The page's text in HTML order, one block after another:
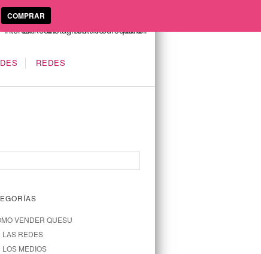
REDES
VENDER QUESU
LAS REDES
LOS MEDIOS
COMPRAR